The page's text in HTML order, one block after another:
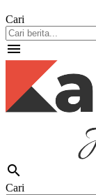
Cari
menu
search
Cari